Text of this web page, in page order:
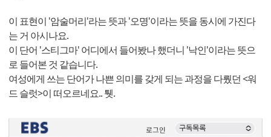
이 표현이 '암술머리'라는 뜻과 '오명'이라는 뜻을 동시에 가진다
는 거 아시나요.
이 단어 '스티그마' 어디에서 들어봤나 했더니 '낙인'이라는 뜻으
로 들어본 것 같습니다.
여성에게 쓰는 단어가 나쁜 의미를 갖게 되는 과정을 다뤘던 <워
드 슬럿>이 떠오르네요.. 퉷.